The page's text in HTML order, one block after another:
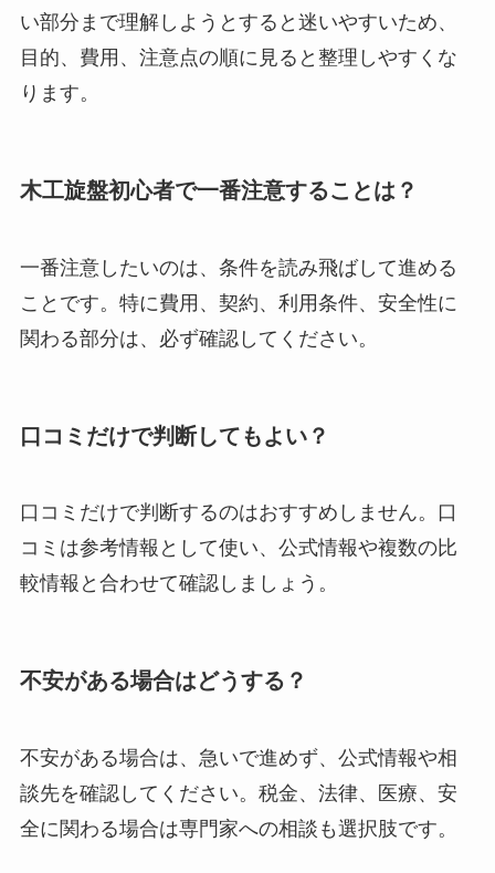
い部分まで理解しようとすると迷いやすいため、
目的、費用、注意点の順に見ると整理しやすくな
ります。
木工旋盤初心者で一番注意することは？
一番注意したいのは、条件を読み飛ばして進める
ことです。特に費用、契約、利用条件、安全性に
関わる部分は、必ず確認してください。
口コミだけで判断してもよい？
口コミだけで判断するのはおすすめしません。口
コミは参考情報として使い、公式情報や複数の比
較情報と合わせて確認しましょう。
不安がある場合はどうする？
不安がある場合は、急いで進めず、公式情報や相
談先を確認してください。税金、法律、医療、安
全に関わる場合は専門家への相談も選択肢です。